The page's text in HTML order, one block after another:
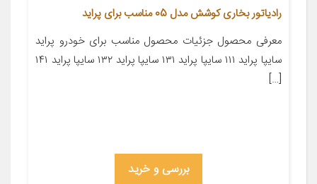
رادیاتور بخاری کوشش مدل 05 مناسب برای پراید
معرفی محصول جزئیات محصول مناسب برای خودرو پراید
سایپا پراید ۱۱۱ سایپا پراید ۱۳۱ سایپا پراید ۱۳۲ سایپا پراید ۱۴۱
[…]
بررسی و خرید